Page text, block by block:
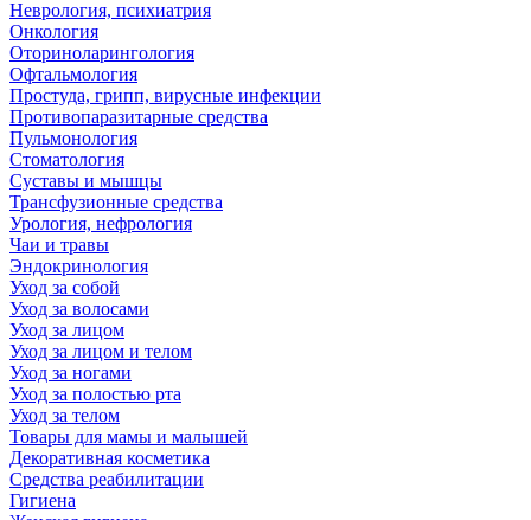
Неврология, психиатрия
Онкология
Оториноларингология
Офтальмология
Простуда, грипп, вирусные инфекции
Противопаразитарные средства
Пульмонология
Стоматология
Суставы и мышцы
Трансфузионные средства
Урология, нефрология
Чаи и травы
Эндокринология
Уход за собой
Уход за волосами
Уход за лицом
Уход за лицом и телом
Уход за ногами
Уход за полостью рта
Уход за телом
Товары для мамы и малышей
Декоративная косметика
Средства реабилитации
Гигиена